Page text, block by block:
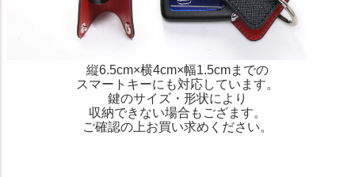
縦6.5cm×横4cm×幅1.5cmまでの
スマートキーにも対応しています。
鍵のサイズ・形状により
収納できない場合もござます。
ご確認の上お買い求めください。